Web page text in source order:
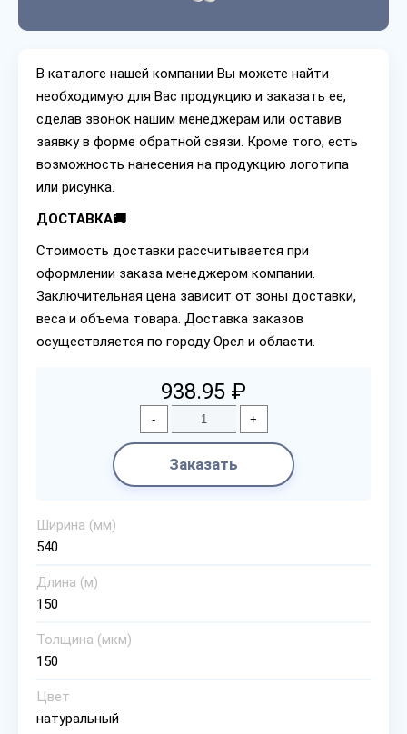
В каталоге нашей компании Вы можете найти
необходимую для Вас продукцию и заказать ее,
сделав звонок нашим менеджерам или оставив
заявку в форме обратной связи. Кроме того, есть
возможность нанесения на продукцию логотипа
или рисунка.
ДОСТАВКА🚚
Стоимость доставки рассчитывается при
оформлении заказа менеджером компании.
Заключительная цена зависит от зоны доставки,
веса и объема товара. Доставка заказов
осуществляется по городу Орел и области.
938.95 ₽
- +
Заказать
Ширина (мм)
540
Длина (м)
150
Толщина (мкм)
150
Цвет
натуральный